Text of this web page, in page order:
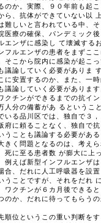
のか。実際、９０年前も起
ら、抗体ができていない以
難しいと言われている中、
療の確保、パンデミック
エンザに感染し て壊滅する
フルエンザの患者をまずこ
そこから院内に感染が起こ
議論していく必要がありま
に安置するのか、また、一
議論していく必要があります
チンができるまでの抗イ
人分の備蓄があ るというこ
いる品川区では、独自で３
府に頼ることなく、独自で
うことも議論する必要がある
く問題となるのは、考え
死に至る患者数 が膨大に上
例えば新型インフルエンザ
合、だれに人工呼吸器を設
うことですが、それをだれ
ワクチンが６カ月後できる
のか、だれに待ってもらう
位というこの重い判断を